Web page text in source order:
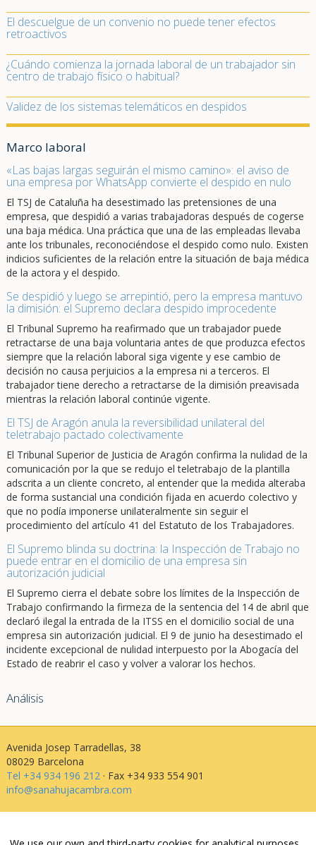
El descuelgue de un convenio no puede tener efectos
retroactivos
¿Cuándo comienza la jornada laboral de un trabajador sin
centro de trabajo físico o habitual?
Validez de los sistemas telemáticos en despidos
Marco laboral
«Las bajas largas seguirán el mismo camino»: el aviso de
una empresa por WhatsApp convierte el despido en nulo
El TSJ de Cataluña ha desestimado las pretensiones de una
empresa, que despidió a varias trabajadoras después de cogerse
una baja médica. Una práctica que una de las empleadas llevaba
ante los tribunales, reconociéndose el despido como nulo. Existen
indicios suficientes de la relación entre la situación de baja médica
de la actora y el despido.
Se despidió y luego se arrepintió, pero la empresa mantuvo
la dimisión: el Supremo declara despido improcedente
El Tribunal Supremo ha reafirmado que un trabajador puede
retractarse de una baja voluntaria antes de que produzca efectos
siempre que la relación laboral siga vigente y ese cambio de
decisión no causa perjuicios a la empresa ni a terceros. El
trabajador tiene derecho a retractarse de la dimisión preavisada
mientras la relación laboral continúe vigente.
El TSJ de Aragón anula la reversibilidad unilateral del
teletrabajo pactado colectivamente
El Tribunal Superior de Justicia de Aragón confirma la nulidad de la
comunicación por la que se redujo el teletrabajo de la plantilla
adscrita a un cliente concreto, al entender que la medida alteraba
de forma sustancial una condición fijada en acuerdo colectivo y
que no podía imponerse unilateralmente sin seguir el
procedimiento del artículo 41 del Estatuto de los Trabajadores.
El Supremo blinda su doctrina: la Inspección de Trabajo no
puede entrar en el domicilio de una empresa sin
autorización judicial
El Supremo cierra el debate sobre los límites de la Inspección de
Trabajo confirmando la firmeza de la sentencia del 14 de abril que
declaró ilegal la entrada de la ITSS en el domicilio social de una
empresa sin autorización judicial. El 9 de junio ha desestimado el
incidente excepcional de nulidad interpuesto por la Abogacía del
Estado de reabrir el caso y volver a valorar los hechos.
Análisis
Avenida Josep Tarradellas, 38
08029 Barcelona
Tel +34 934 196 212· Fax +34 933 554 901
info@sanahujacambra.com